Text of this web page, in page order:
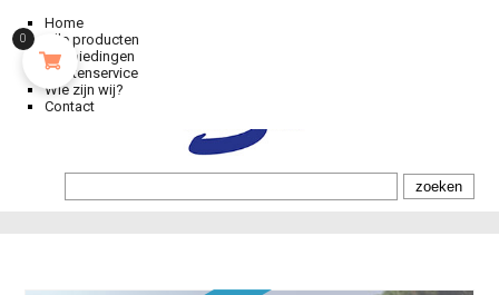
Home
Alle producten
Aanbiedingen
Klantenservice
Wie zijn wij?
Contact
0